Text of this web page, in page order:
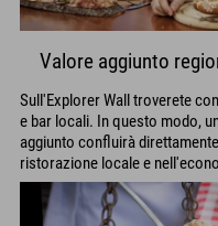
Valore aggiunto
Sull'Explorer Wall troverete
e bar locali. In questo modo,
aggiunto confluirà
ristorazione locale e